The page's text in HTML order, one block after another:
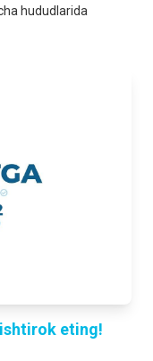
hududlarida
eting!